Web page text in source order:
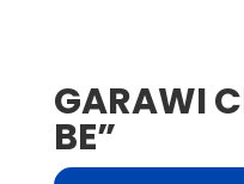
GARAWI
BE”